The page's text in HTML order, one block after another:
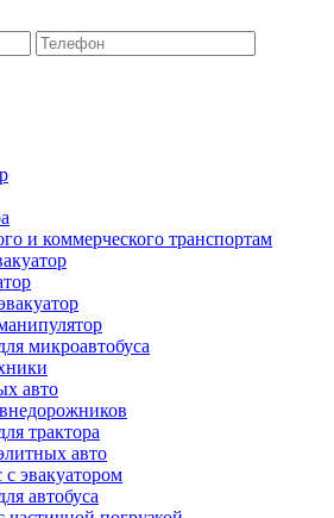
и коммерческого транспортам
микроавтобуса
авто
трактора
авто
с эвакуатором
автобуса